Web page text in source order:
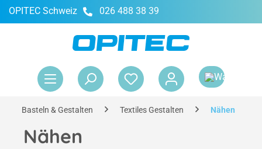
springen
OPITEC Schweiz 026 488 38 39
Basteln & Gestalten Textiles Gestalten Nähen
Nähen